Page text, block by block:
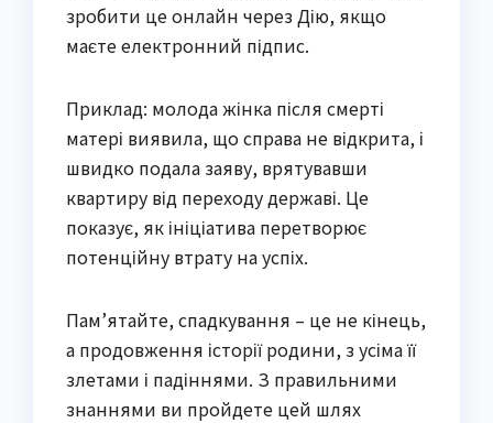
зробити це онлайн через Дію, якщо
маєте електронний підпис.
Приклад: молода жінка після смерті
матері виявила, що справа не відкрита, і
швидко подала заяву, врятувавши
квартиру від переходу державі. Це
показує, як ініціатива перетворює
потенційну втрату на успіх.
Пам’ятайте, спадкування – це не кінець,
а продовження історії родини, з усіма її
злетами і падіннями. З правильними
знаннями ви пройдете цей шлях